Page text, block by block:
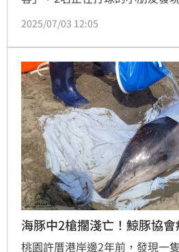
見，還在一旁狂發問，通報市府
蛇」。
2025/07/03 12:05
海豚中2槍擱淺亡！鯨豚協
桃園許厝港岸邊2年前，發現一